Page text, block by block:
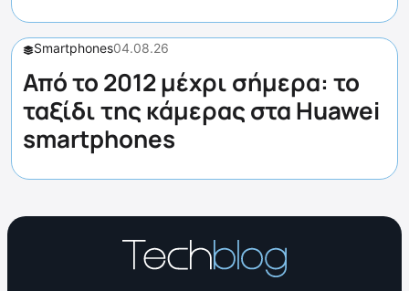
Smartphones04.08.26
Από το 2012 μέχρι σήμερα: το
ταξίδι της κάμερας στα Huawei
smartphones